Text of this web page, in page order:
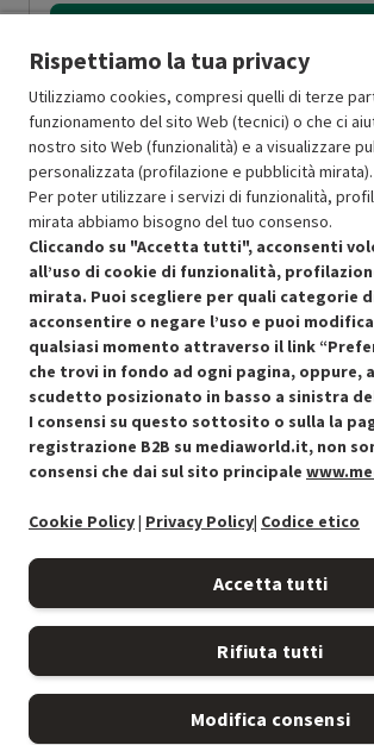
OFFERTE IMPERDIBILI
Risparmio garantito rispetto al corrispondente
Condizioni generali di vendita
Cookie Policy
Preferenze cookie
Informativa privacy
Accessibilità
Rispettiamo la tua privacy
Utilizziamo cookies, compresi quelli di terze
funzionamento del sito Web (tecnici) o che ci
nostro sito Web (funzionalità) e a visualizzare
personalizzata (profilazione e pubblicità mirata).
Per poter utilizzare i servizi di funzionalità,
mirata abbiamo bisogno del tuo consenso.
Cliccando su "Accetta tutti", acconsenti
all’uso di cookie di funzionalità,
mirata. Puoi scegliere per quali categorie
acconsentire o negare l’uso e puoi
qualsiasi momento attraverso il link
che trovi in fondo ad ogni pagina, oppure,
scudetto posizionato in basso a sinistra
I consensi su questo sottosito o sulla la
registrazione B2B su mediaworld.it, non
consensi che dai sul sito principale
Cookie Policy| Privacy Policy| Codice etico
Accetta tutti
Rifiuta tutti
Modifica consensi